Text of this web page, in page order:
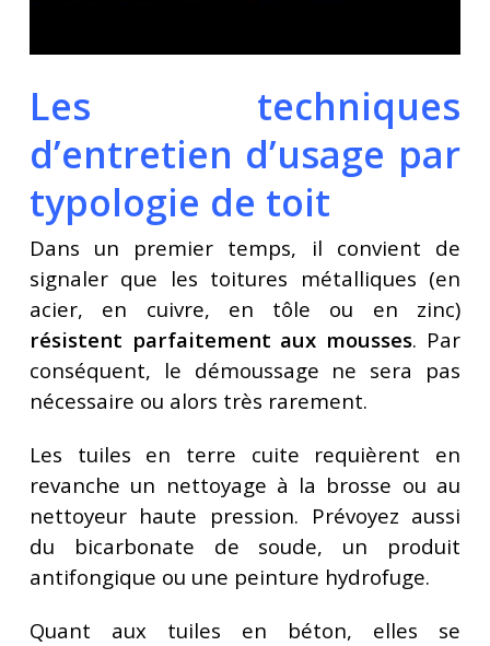
Les techniques
d’entretien d’usage par
typologie de toit
Dans un premier temps, il convient de
signaler que les toitures métalliques (en
acier, en cuivre, en tôle ou en zinc)
résistent parfaitement aux mousses. Par
conséquent, le démoussage ne sera pas
nécessaire ou alors très rarement.
Les tuiles en terre cuite requièrent en
revanche un nettoyage à la brosse ou au
nettoyeur haute pression. Prévoyez aussi
du bicarbonate de soude, un produit
antifongique ou une peinture hydrofuge.
Quant aux tuiles en béton, elles se